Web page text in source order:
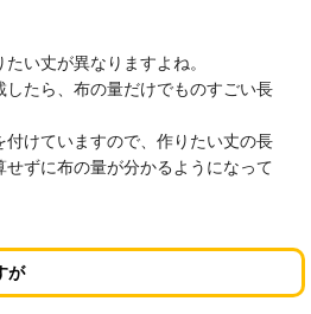
い丈が異なりますよね。
たら、布の量だけでものすごい長
けていますので、作りたい丈の長
ずに布の量が分かるようになって
が